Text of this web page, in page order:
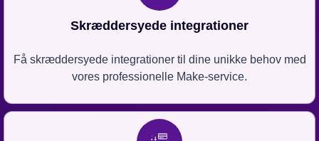
Skræddersyede integrationer
Få skræddersyede integrationer til dine unikke behov med
vores professionelle Make-service.